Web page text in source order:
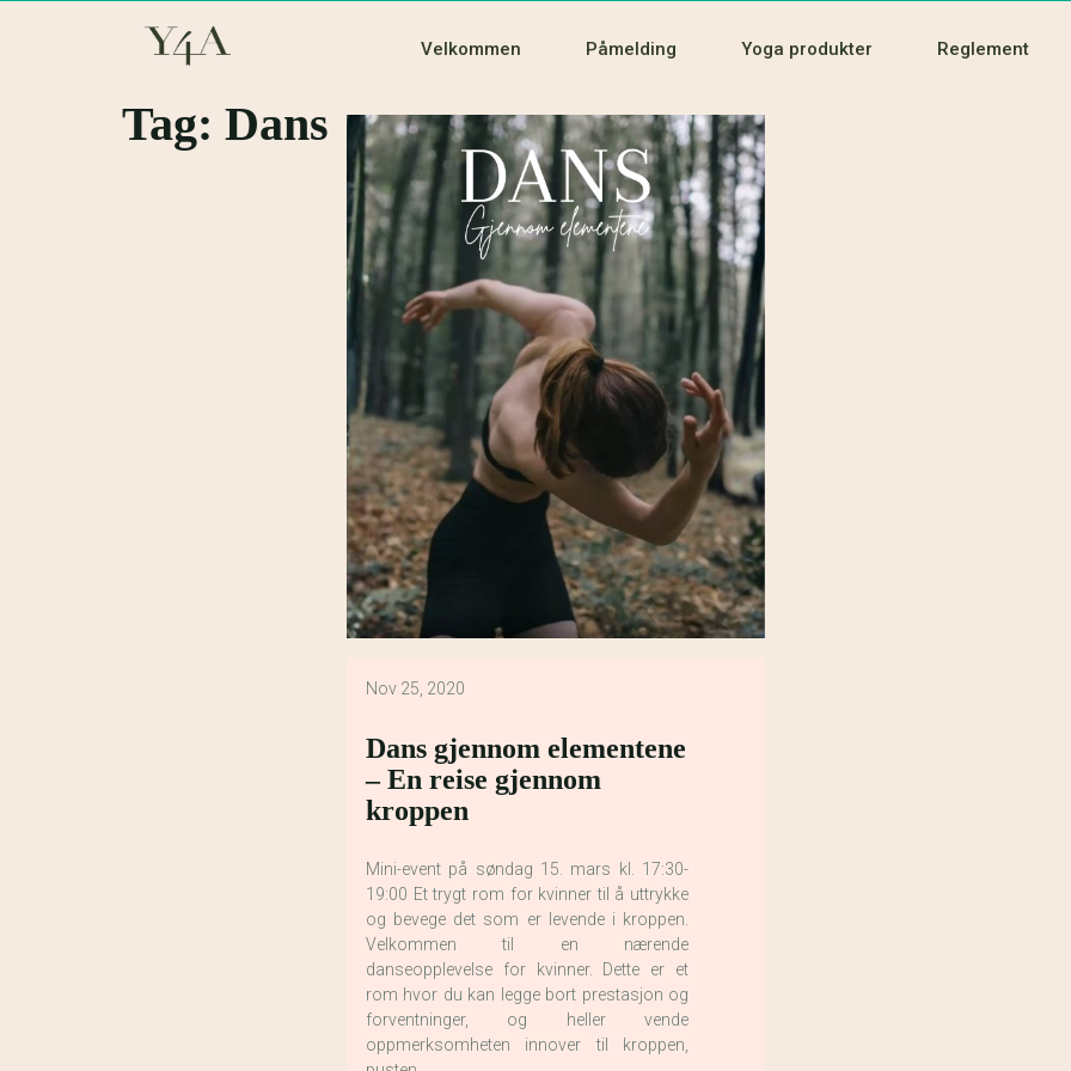
Velkommen Påmelding Yoga produkter Reglement
Tag: Dans
Nov 25, 2020
Dans gjennom elementene
– En reise gjennom
kroppen
Mini-event på søndag 15. mars kl. 17:30-
19:00 Et trygt rom for kvinner til å uttrykke
og bevege det som er levende i kroppen.
Velkommen til en nærende
danseopplevelse for kvinner. Dette er et
rom hvor du kan legge bort prestasjon og
forventninger, og heller vende
oppmerksomheten innover til kroppen,